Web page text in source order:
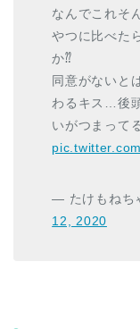
なんでこれそ
やつに比べた
か⁇
同意がないと
わるキス…後
いがつまって
— たけもねち
12, 2020